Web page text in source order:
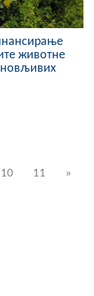
животне
10 11 »